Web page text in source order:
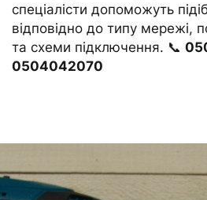
спеціалісти допоможуть
відповідно до типу мережі,
та схеми підключення. 📞
0504042070